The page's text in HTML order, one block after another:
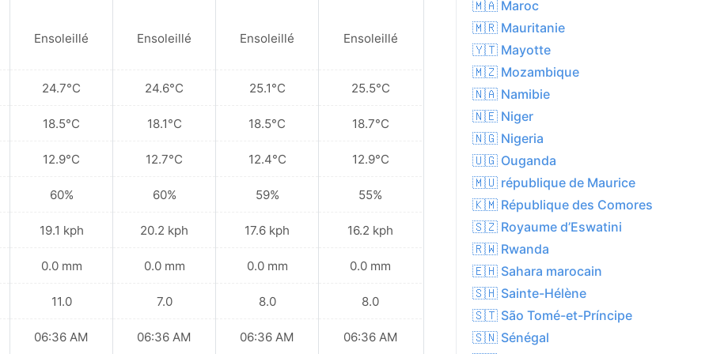
Ensoleillé
24.7°C
18.5°C
12.9°C
60%
19.1 kph
0.0 mm
11.0
06:36 AM
Ensoleillé
24.6°C
18.1°C
12.7°C
60%
20.2 kph
0.0 mm
7.0
06:36 AM
Ensoleillé
25.1°C
18.5°C
12.4°C
59%
17.6 kph
0.0 mm
8.0
06:36 AM
Ensoleillé
25.5°C
18.7°C
12.9°C
55%
16.2 kph
0.0 mm
8.0
06:36 AM
🇲🇦 Maroc
🇲🇷 Mauritanie
🇾🇹 Mayotte
🇲🇿 Mozambique
🇳🇦 Namibie
🇳🇪 Niger
🇳🇬 Nigeria
🇺🇬 Ouganda
🇲🇺 république de Maurice
🇰🇲 République des Comores
🇸🇿 Royaume d’Eswatini
🇷🇼 Rwanda
🇪🇭 Sahara marocain
🇸🇭 Sainte-Hélène
🇸🇹 São Tomé-et-Príncipe
🇸🇳 Sénégal